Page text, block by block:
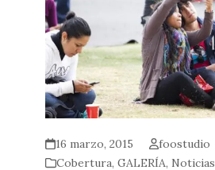
16 marzo, 2015
foostudio
Cobertura,GALERÍA, Noticias